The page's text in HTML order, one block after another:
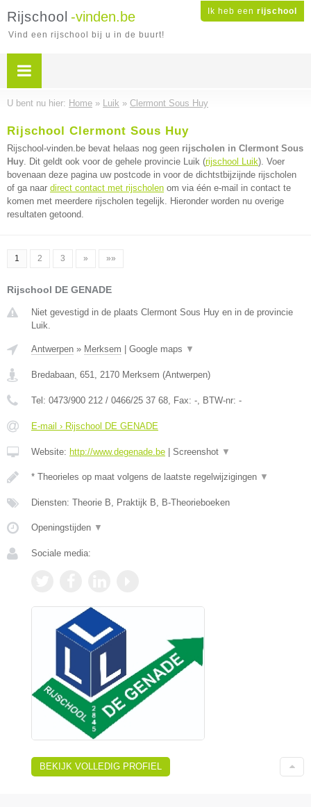
Ik heb een rijschool
Rijschool -vinden.be
Vind een rijschool bij u in de buurt!
U bent nu hier: Home » Luik » Clermont Sous Huy
Rijschool Clermont Sous Huy
Rijschool-vinden.be bevat helaas nog geen rijscholen in Clermont Sous
Huy. Dit geldt ook voor de gehele provincie Luik (rijschool Luik). Voer
bovenaan deze pagina uw postcode in voor de dichtstbijzijnde rijscholen
of ga naar direct contact met rijscholen om via één e-mail in contact te
komen met meerdere rijscholen tegelijk. Hieronder worden nu overige
resultaten getoond.
1 2 3 » »»
Rijschool DE GENADE
Niet gevestigd in de plaats Clermont Sous Huy en in de provincie
Luik.
Antwerpen » Merksem Google maps ▼
Bredabaan, 651, 2170 Merksem (Antwerpen)
Tel: 0473/900 212 / 0466/25 37 68, Fax: -, BTW-nr: -
E-mail › Rijschool DE GENADE
Website: http://www.degenade.be Screenshot ▼
* Theorieles op maat volgens de laatste regelwijzigingen ▼
Diensten: Theorie B, Praktijk B, B-Theorieboeken
Openingstijden ▼
Sociale media:
BEKIJK VOLLEDIG PROFIEL